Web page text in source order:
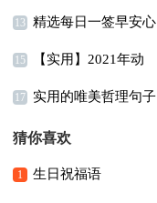
朋友圈54句
13 精选每日一签早安心
语朋友圈集合51句
15 【实用】2021年动
人的早安心语朋友圈汇
编40句
17 实用的唯美哲理句子
集合76句
猜你喜欢
1 生日祝福语